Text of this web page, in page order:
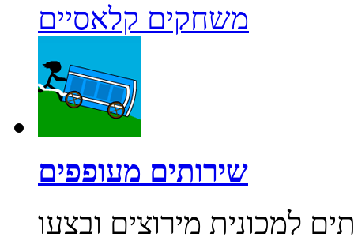
משחקים קלאסיים
שירותים מעופפים